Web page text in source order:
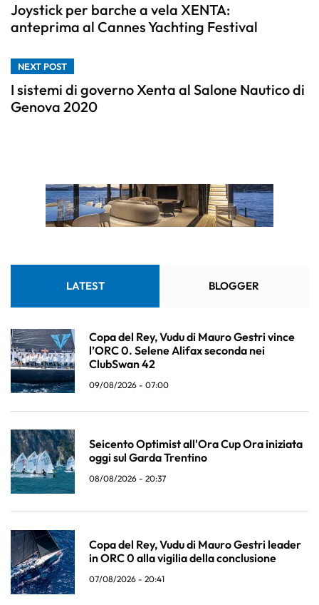
Joystick per barche a vela XENTA:
anteprima al Cannes Yachting Festival
NEXT POST
I sistemi di governo Xenta al Salone Nautico di
Genova 2020
LATEST BLOGGER
Copa del Rey, Vudu di Mauro Gestri vince
l’ORC 0. Selene Alifax seconda nei
ClubSwan 42
09/08/2026 - 07:00
Seicento Optimist all'Ora Cup Ora iniziata
oggi sul Garda Trentino
08/08/2026 - 20:37
Copa del Rey, Vudu di Mauro Gestri leader
in ORC 0 alla vigilia della conclusione
07/08/2026 - 20:41